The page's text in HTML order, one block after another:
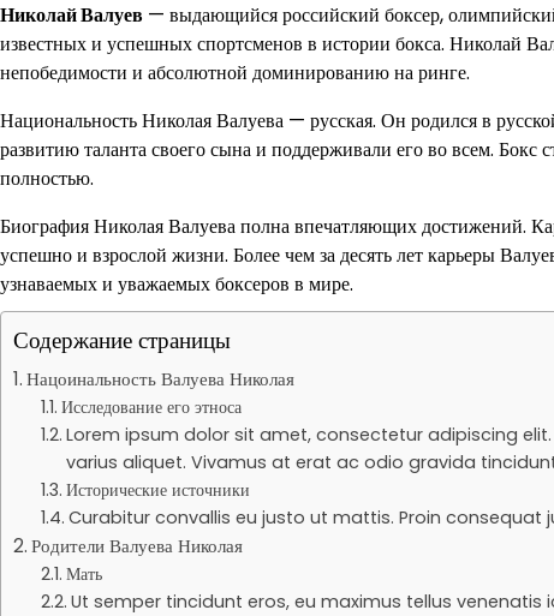
Николай Валуев — выдающийся российский боксер,
известных и успешных спортсменов в истории бокса. Николай
непобедимости и абсолютной доминированию на ринге.
Национальность Николая Валуева — русская. Он родился в
развитию таланта своего сына и поддерживали его во всем. Бокс
полностью.
Биография Николая Валуева полна впечатляющих достижений.
успешно и взрослой жизни. Более чем за десять лет карьеры
узнаваемых и уважаемых боксеров в мире.
Содержание страницы
Нацоинальность Валуева Николая
Исследование его этноса
Lorem ipsum dolor sit amet, consectetur adipiscing
varius aliquet. Vivamus at erat ac odio gravida
Исторические источники
Curabitur convallis eu justo ut mattis. Proin
Родители Валуева Николая
Мать
Ut semper tincidunt eros, eu maximus tellus venenatis